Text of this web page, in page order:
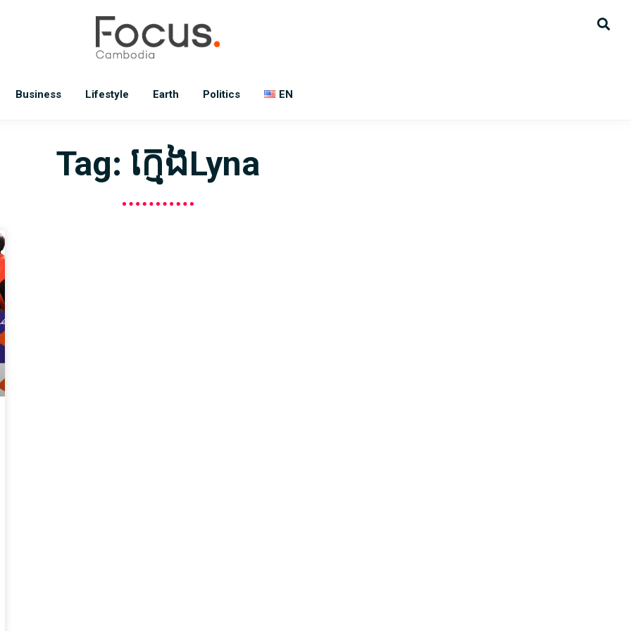
Business Lifestyle Earth Politics EN
Tag: ក្មេងLyna